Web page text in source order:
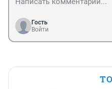
Гость
Войти